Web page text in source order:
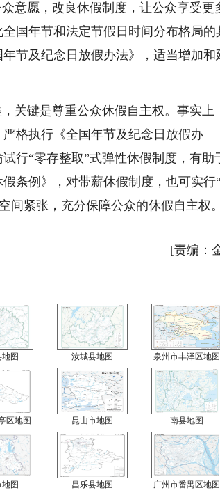
意愿，改良休假制度，让公众享受更
国年节和法定节假日时间分布格局的
节及纪念日放假办法》，适当增加和
关键是尊重公众休假自主权。事实上
格执行《全国年节及纪念日放假办
行“零存整取”式弹性休假制度，有助
条例》，对带薪休假制度，也可实行
间紧张，充分保障公众的休假自主权
[责编：
图 汝城县地图 泉州市丰泽区地图
区地图 昆山市地图 南县地图
图 昌乐县地图 广州市番禺区地图